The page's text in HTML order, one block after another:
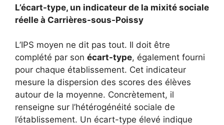
L’écart-type, un indicateur de la mixité sociale
réelle à Carrières-sous-Poissy
L’IPS moyen ne dit pas tout. Il doit être
complété par son écart-type, également fourni
pour chaque établissement. Cet indicateur
mesure la dispersion des scores des élèves
autour de la moyenne. Concrètement, il
renseigne sur l’hétérogénéité sociale de
l’établissement. Un écart-type élevé indique